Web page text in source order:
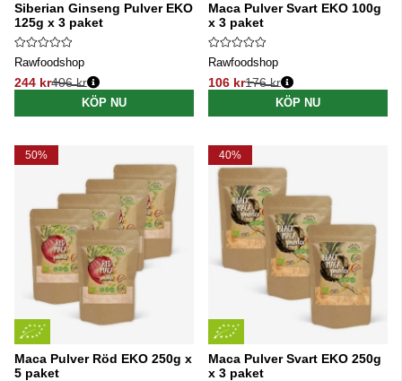
Siberian Ginseng Pulver EKO
125g x 3 paket
Rawfoodshop
244 kr
Ordinarie pris:
406 kr
KÖP NU
Maca Pulver Svart EKO 100g
x 3 paket
Rawfoodshop
106 kr
Ordinarie pris:
176 kr
KÖP NU
50%
Maca Pulver Röd EKO 250g x
5 paket
40%
Maca Pulver Svart EKO 250g
x 3 paket